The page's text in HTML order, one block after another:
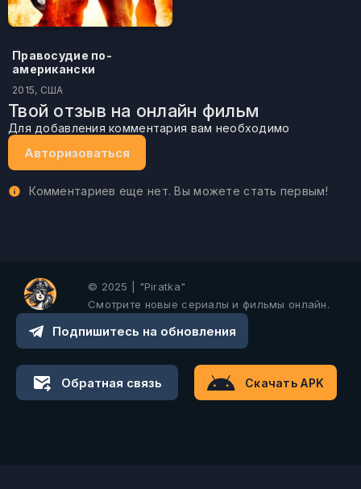
Правосудие по-
американски
2015, США
Твой отзыв на онлайн фильм
Для добавления комментария вам необходимо
Авторизоваться
Комментариев еще нет. Вы можете стать первым!
© 2025 | "Piratka"
Смотрите новые сериалы и фильмы онлайн.
Подпишитесь на обновления
Обратная связь Скачать APK